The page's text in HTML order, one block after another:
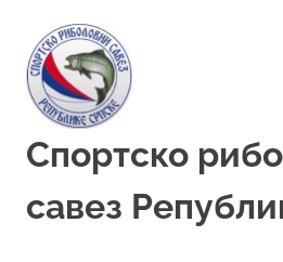
content
Спортско
савез